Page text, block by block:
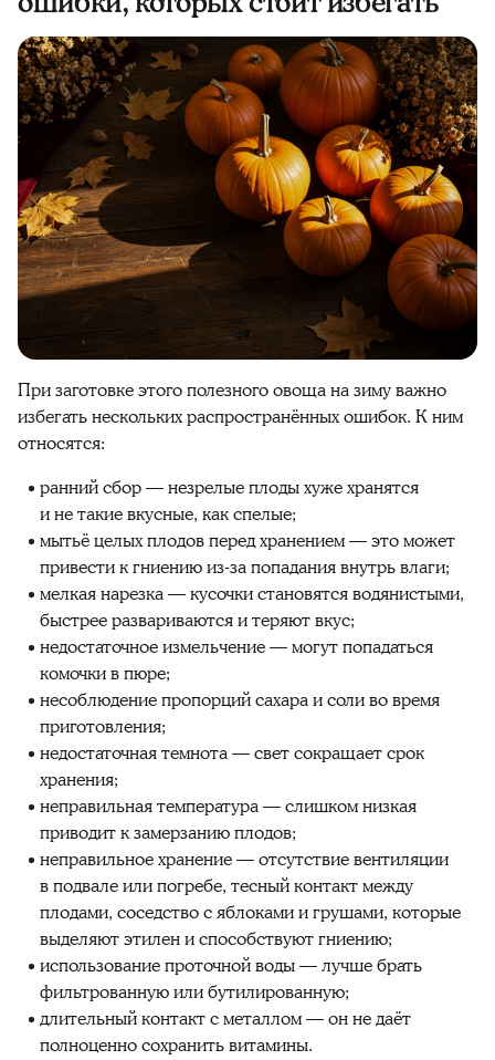
Призаготовкеэтогополезногоовоща назимуважно
избегать нескольких распространённых ошибок. К ним
относятся:
ранний сбор — незрелые плоды хуже хранятся
и не такие вкусные, как спелые;
мытьё целых плодов перед хранением — это может
привести к гниению из-за попадания внутрь влаги;
мелкая нарезка — кусочки становятся водянистыми,
быстрее развариваются и теряют вкус;
недостаточное измельчение — могут попадаться
комочки в пюре;
несоблюдение пропорций сахара и соли во время
приготовления;
недостаточная темнота — свет сокращает срок
хранения;
неправильная температура — слишком низкая
приводит к замерзанию плодов;
неправильное хранение — отсутствие вентиляции
в подвале или погребе, тесный контакт между
плодами, соседство с яблоками и грушами, которые
выделяют этилен и способствуют гниению;
использование проточной воды — лучше брать
фильтрованную или бутилированную;
длительный контакт с металлом — он не даёт
полноценно сохранить витамины.